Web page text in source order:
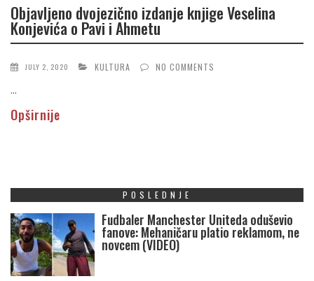
Objavljeno dvojezično izdanje knjige Veselina
Konjevića o Pavi i Ahmetu
JULY 2, 2020 KULTURA NO COMMENTS
...
Opširnije
POSLEDNJE
Fudbaler Manchester Uniteda oduševio
fanove: Mehaničaru platio reklamom, ne
novcem (VIDEO)